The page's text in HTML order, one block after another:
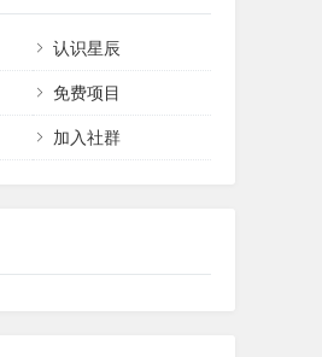
认识星辰
免费项目
加入社群